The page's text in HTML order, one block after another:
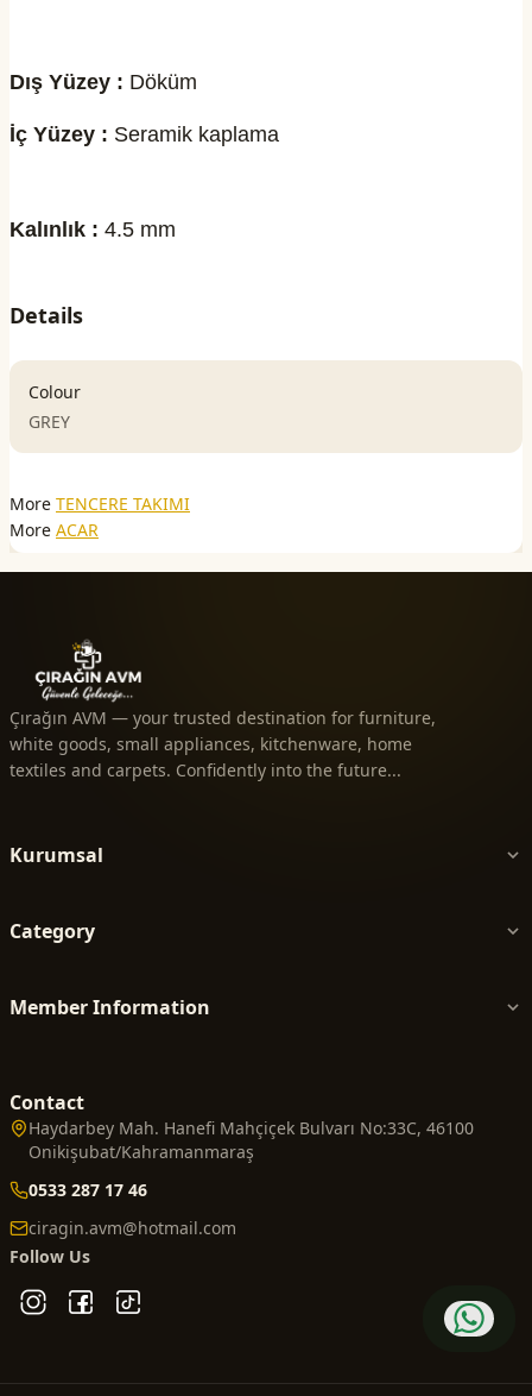
Dış Yüzey : Döküm
İç Yüzey : Seramik kaplama
Kalınlık : 4.5 mm
Details
Colour
GREY
More TENCERE TAKIMI
More ACAR
Çırağın AVM — your trusted destination for furniture,
white goods, small appliances, kitchenware, home
textiles and carpets. Confidently into the future...
Kurumsal
Category
Member Information
Contact
Haydarbey Mah. Hanefi Mahçiçek Bulvarı No:33C, 46100
Onikişubat/Kahramanmaraş
0533 287 17 46
ciragin.avm@hotmail.com
Follow Us